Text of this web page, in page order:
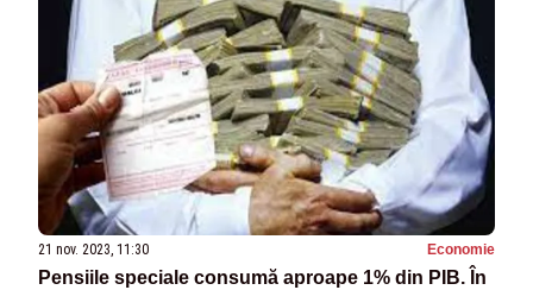
21 nov. 2023, 11:30 Economie
Pensiile speciale consumă aproape 1% din PIB. În